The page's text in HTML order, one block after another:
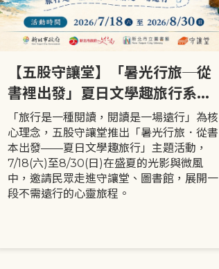
【五股守讓堂】「暑光行旅─從
書裡出發」夏日文學趣旅行系列
活動
「旅行是一種閱讀，閱讀是一場遠行」為核
心理念，五股守讓堂推出「暑光行旅．從書
本出發——夏日文學趣旅行」主題活動，
7/18(六)至8/30(日)在盛夏的光影與微風
中，邀請民眾走進守讓堂、圖書館，展開一
段不需遠行的心靈旅程。